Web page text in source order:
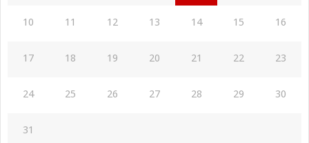
10 11 12 13 14 15 16
17 18 19 20 21 22 23
24 25 26 27 28 29 30
31